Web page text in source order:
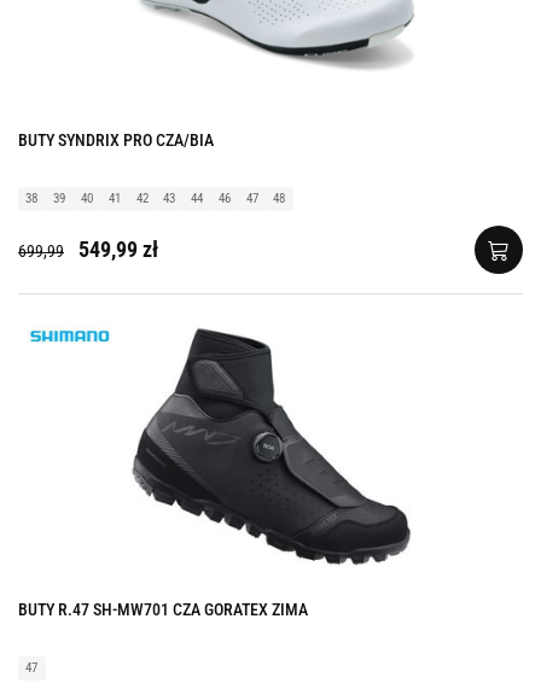
BUTY SYNDRIX PRO CZA/BIA
38 39 40 41 42 43 44 46 47 48
699,99 549,99 zł
BUTY R.47 SH-MW701 CZA GORATEX ZIMA
47